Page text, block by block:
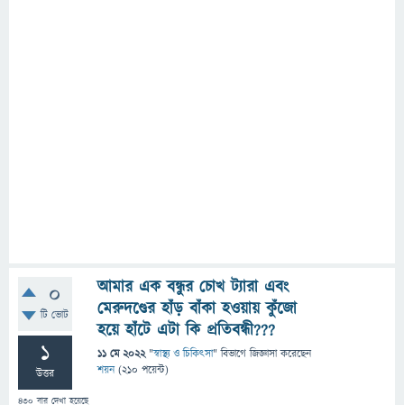
0
টি ভোট
1
উত্তর
430 বার দেখা হয়েছে
আমার এক বন্ধুর চোখ ট্যারা এবং
মেরুদণ্ডের হাঁড় বাঁকা হওয়ায় কুঁজো
হয়ে হাঁটে এটা কি প্রতিবন্ধী???
11 মে 2022 "স্বাস্থ্য ও চিকিৎসা" বিভাগে জিজ্ঞাসাকরেছেন
শয়ন (210 পয়েন্ট)